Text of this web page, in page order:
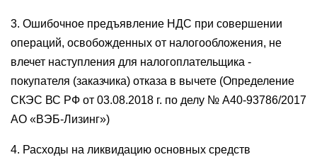
3. Ошибочное предъявление НДС при совершении
операций, освобожденных от налогообложения, не
влечет наступления для налогоплательщика -
покупателя (заказчика) отказа в вычете (Определение
СКЭС ВС РФ от 03.08.2018 г. по делу № А40-93786/2017
АО «ВЭБ-Лизинг»)
4. Расходы на ликвидацию основных средств